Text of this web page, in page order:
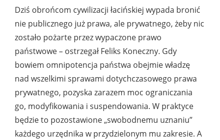
Dziś obrońcom cywilizacji łacińskiej wypada bronić
nie publicznego już prawa, ale prywatnego, żeby nic
zostało pożarte przez wypaczone prawo
państwowe – ostrzegał Feliks Koneczny. Gdy
bowiem omnipotencja państwa obejmie władzę
nad wszelkimi sprawami dotychczasowego prawa
prywatnego, pozyska zarazem moc ograniczania
go, modyfikowania i suspendowania. W praktyce
będzie to pozostawione „swobodnemu uznaniu”
każdego urzędnika w przydzielonym mu zakresie. A